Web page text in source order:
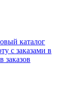
каталог
с заказами в
заказов